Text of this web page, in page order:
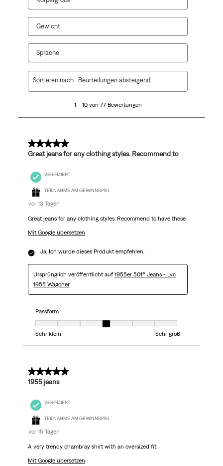
Gewicht
Sprache
77
1 – 10 von 77 Bewertungen
Sortieren nach Beurteilungen absteigend
5 von 5 Sternen.
Great jeans for any clothing styles. Recommend to
VERIFIZIERT
TEILNAHME AM GEWINNSPIEL
vor 13 Tagen
Great jeans for any clothing styles. Recommend to have these
Mit Google übersetzen
Ja, Ich würde dieses Produkt empfehlen.
Ursprünglich veröffentlicht auf1955er 501® Jeans - Lvc
1955 Wagoner
Passform
Passform, 4 von 7, wobei 1 gleich Sehr klein ist und 7 gleich Sehr groß
Sehr klein
Sehr groß
5 von 5 Sternen.
1955 jeans
VERIFIZIERT
TEILNAHME AM GEWINNSPIEL
vor 15 Tagen
A very trendy chambray shirt with an oversized fit.
Mit Google übersetzen